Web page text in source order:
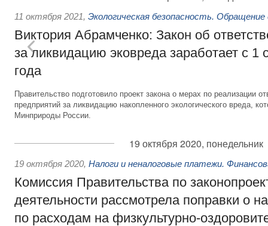
11 октября 2021, Экологическая безопасность.
Виктория Абрамченко: Закон об
за ликвидацию эковреда заработает с 1
года
Правительство подготовило проект закона о мерах по реализации
предприятий за ликвидацию накопленного экологического вреда,
Минприроды России.
19 октября 2020, понедельник
19 октября 2020, Налоги и неналоговые платежи.
Комиссия Правительства по
деятельности рассмотрела поправки о
по расходам на физкультурно-